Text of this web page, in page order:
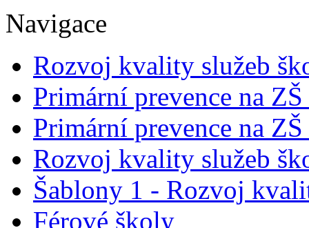
Navigace
Rozvoj kvality služeb
Primární prevence na
Primární prevence na
Rozvoj kvality služeb
Šablony 1 - Rozvoj
Férové školy